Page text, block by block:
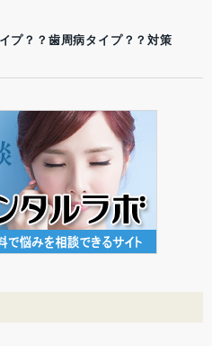
プ？？歯周病タイプ？？対策